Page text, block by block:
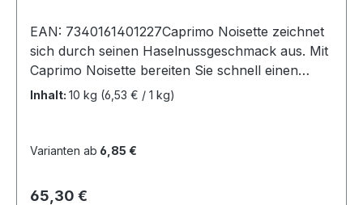
EAN: 7340161401227Caprimo Noisette zeichnet
sich durch seinen Haselnussgeschmack aus. Mit
Caprimo Noisette bereiten Sie schnell einen
leckeren Cappuccino mit weichem Geschmack
Inhalt: 10 kg (6,53 € / 1 kg)
Varianten ab 6,85 €
Regulärer Preis:
65,30 €